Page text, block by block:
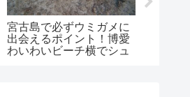
宮古島で必ずウミガメに
出会えるポイント！博愛
わいわいビーチ横でシュ